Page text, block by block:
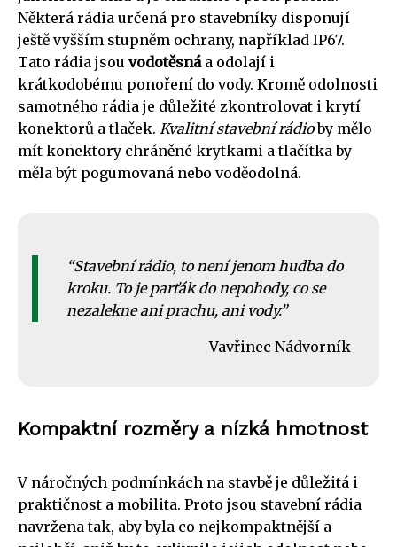
Některá rádia určená pro stavebníky disponují
ještě vyšším stupněm ochrany, například IP67.
Tato rádia jsou vodotěsnáa odolají i
krátkodobému ponoření do vody. Kromě odolnosti
samotného rádia je důležité zkontrolovat i krytí
konektorů a tlaček. Kvalitní stavební rádioby mělo
mít konektory chráněné krytkami a tlačítka by
měla být pogumovaná nebo voděodolná.
Stavební rádio, to není jenom hudba do
kroku. To je parťák do nepohody, co se
nezalekne ani prachu, ani vody.
Vavřinec Nádvorník
Kompaktní rozměry a nízká hmotnost
V náročných podmínkách na stavbě je důležitá i
praktičnost a mobilita. Proto jsou stavební rádia
navržena tak, aby byla co nejkompaktnější a